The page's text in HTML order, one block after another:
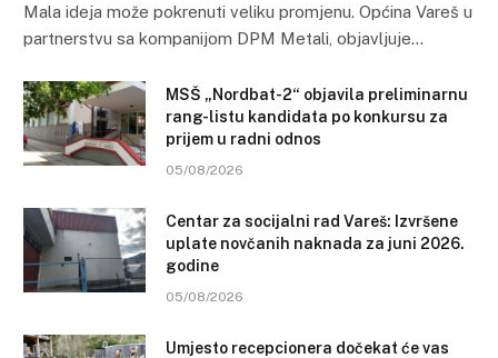
Mala ideja može pokrenuti veliku promjenu. Općina Vareš u
partnerstvu sa kompanijom DPM Metali, objavljuje…
MSŠ „Nordbat-2“ objavila preliminarnu
rang-listu kandidata po konkursu za
prijem u radni odnos
05/08/2026
Centar za socijalni rad Vareš: Izvršene
uplate novčanih naknada za juni 2026.
godine
05/08/2026
Umjesto recepcionera dočekat će vas